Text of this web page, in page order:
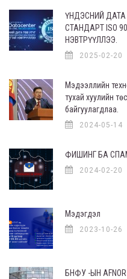
ҮНДЭСНИЙ ДАТА
СТАНДАРТ ISO
НЭВТРҮҮЛЛЭЭ.
2025-02-20
Мэдээллийн
тухай хуулийн
байгуулагдлаа.
2024-05-14
ФИШИНГ БА
2024-02-20
Мэдэгдэл
2023-10-26
БНФУ -ЫН